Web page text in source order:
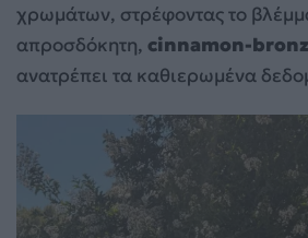
χρωμάτων, στρέφοντας το
απροσδόκητη, cinnamon-
ανατρέπει τα καθιερωμένα